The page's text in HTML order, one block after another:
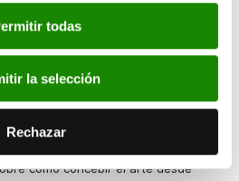
todas
la selección
Rechazar
de Valencia y a colectivos en
asistenciales de la provincia.
en esta ocasión cuatro centros
han trabajado en diferentes sesiones
El objetivo es fomentar la integración
cómo concebir el arte desde